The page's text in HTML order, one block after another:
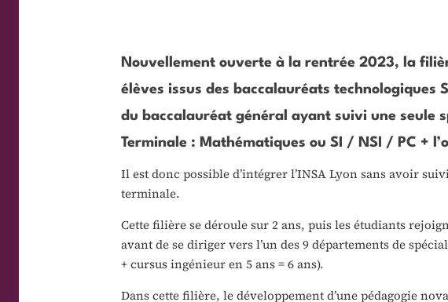
Nouvellement ouverte à la rentrée 2023, la
élèves issus des baccalauréats technologiques
du baccalauréat général ayant suivi une seule
Terminale : Mathématiques ou SI / NSI / PC +
Il est donc possible d’intégrer l’INSA Lyon sans avoir
terminale.
Cette filière se déroule sur 2 ans, puis les étudiants
avant de se diriger vers l’un des 9 départements de
+ cursus ingénieur en 5 ans = 6 ans).
Dans cette filière, le développement d’une pédagogie